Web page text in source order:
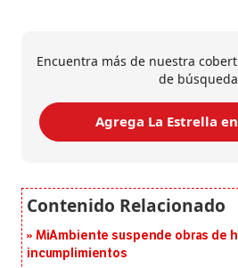
Encuentra más de nuestra
de
Agrega La Estrella
MiAmbiente suspende obras de
incumplimientos